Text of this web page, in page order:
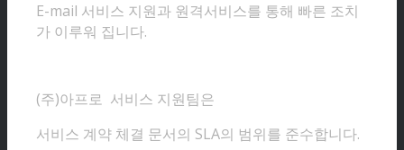
E-mail 서비스 지원과 원격서비스를 통해 빠른 조치
가 이루워 집니다.
(주)아프로 서비스 지원팀은
서비스 계약 체결 문서의 SLA의 범위를 준수합니다.